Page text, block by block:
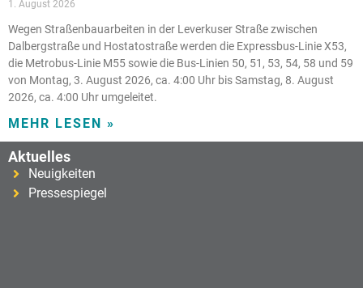
1. August 2026
Wegen Straßenbauarbeiten in der Leverkuser Straße zwischen
Dalbergstraße und Hostatostraße werden die Expressbus-Linie X53,
die Metrobus-Linie M55 sowie die Bus-Linien 50, 51, 53, 54, 58 und 59
von Montag, 3. August 2026, ca. 4:00 Uhr bis Samstag, 8. August
2026, ca. 4:00 Uhr umgeleitet.
MEHR LESEN »
Aktuelles
Neuigkeiten
Pressespiegel